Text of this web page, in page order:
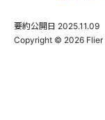
要約公開日 2025.11.09